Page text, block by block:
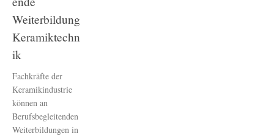
Weiterbildung
Keramiktechn
ik
Fachkräfte der
Keramikindustrie
können an
Berufsbegleitenden
Weiterbildungen in